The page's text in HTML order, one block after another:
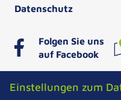
Einstellungen zum
Datenschutz
Folgen Sie uns
auf Facebook